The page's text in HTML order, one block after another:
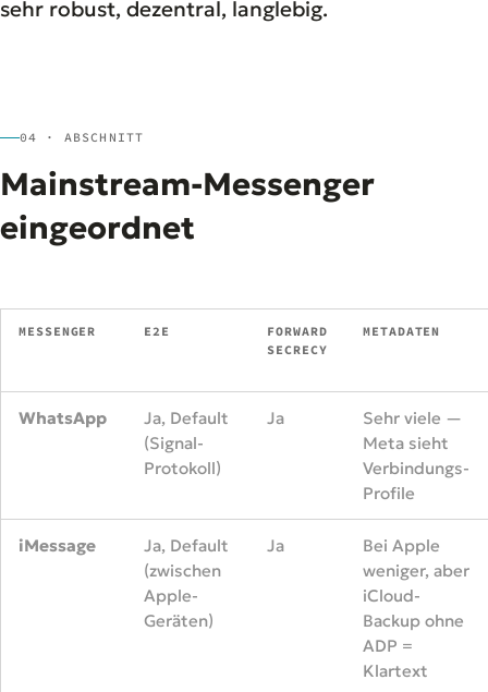
sehr robust, dezentral, langlebig.
04 · ABSCHNITT
Mainstream-Messenger
eingeordnet
MESSENGER E2E
FORWARD
SECRECY
METADATEN
WhatsApp
Ja, Default
(Signal-
Protokoll)
Ja
Sehr viele —
Meta sieht
Verbindungs-
Profile
iMessage
Ja, Default
(zwischen
Apple-
Geräten)
Ja
Bei Apple
weniger, aber
iCloud-
Backup ohne
ADP =
Klartext